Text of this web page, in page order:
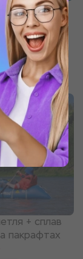
+ СПА
+ сплав
пакрафтах